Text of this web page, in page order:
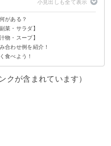
がある？
菜・サラダ】
ラダ
物・スープ】
プ
合わせ例を紹介！
インにしてボリューム満点の献立にした
ンを組み合わせたい時におすすめ
テーキで献立を考えたい時におすすめ
食べよう！
クが含まれています）